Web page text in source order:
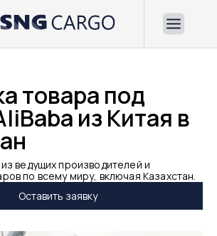
товара под
из Китая в
ведущих производителей и
по всему миру, включая Казахстан.
Оставить заявку